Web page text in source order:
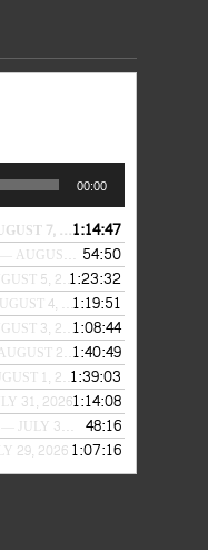
00:00
7, 2026
1:14:47
— AUGUST 6, 2026
54:50
5, 2026 1:23:32
4, 2026
1:19:51
3, 2026 1:08:44
2, 2026 1:40:49
1, 2026 1:39:03
31, 20261:14:08
— JULY 30, 2026
48:16
29, 20261:07:16